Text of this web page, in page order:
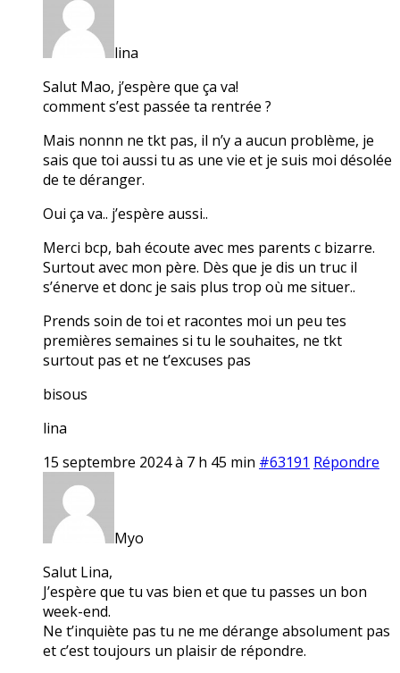
lina
Salut Mao, j’espère que ça va!
comment s’est passée ta rentrée ?
Mais nonnn ne tkt pas, il n’y a aucun problème, je
sais que toi aussi tu as une vie et je suis moi désolée
de te déranger.
Oui ça va.. j’espère aussi..
Merci bcp, bah écoute avec mes parents c bizarre.
Surtout avec mon père. Dès que je dis un truc il
s’énerve et donc je sais plus trop où me situer..
Prends soin de toi et racontes moi un peu tes
premières semaines si tu le souhaites, ne tkt
surtout pas et ne t’excuses pas
bisous
lina
15 septembre 2024 à 7 h 45 min #63191 Répondre
Myo
Salut Lina,
J’espère que tu vas bien et que tu passes un bon
week-end.
Ne t’inquiète pas tu ne me dérange absolument pas
et c’est toujours un plaisir de répondre.